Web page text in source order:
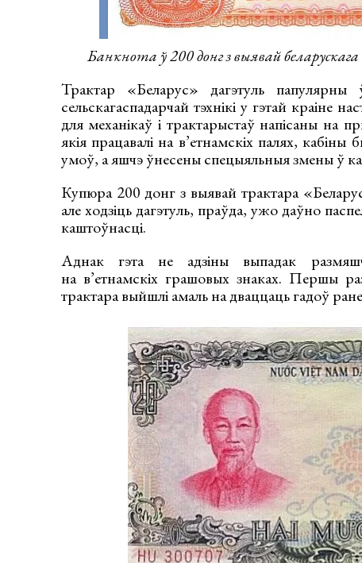
Банкнота ў 200 донг з выявай
Трактар «Беларус» дагэтуль
сельскагаспадарчай тэхнікі у гэтай краіне
для механікаў і трактарыстаў напісаны на
якія працавалі на в’етнамскіх палях,
умоў, а яшчэ ўнесены спецыяльныя змены ў
Купюра 200 донг з выявай трактара
але ходзіць дагэтуль, праўда, ужо даўно
каштоўнасці.
Аднак гэта не адзіны выпадак
на в’етнамскіх грашовых знаках. Першы
трактара выйшлі амаль на дваццаць гадоў